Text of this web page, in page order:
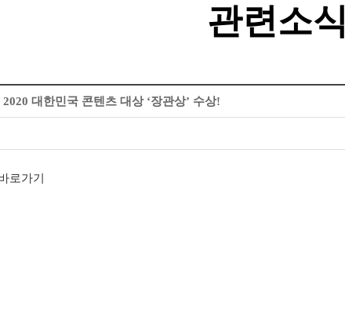
관련소식
대한민국 콘텐츠 대상 ‘장관상’ 수상!
로가기